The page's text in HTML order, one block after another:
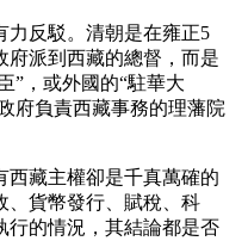
力反駁。清朝是在雍正5
府派到西藏的總督，而是
”，或外國的“駐華大
府負責西藏事務的理藩院
西藏主權卻是千真萬確的
、貨幣發行、賦稅、科
行的情況，其結論都是否